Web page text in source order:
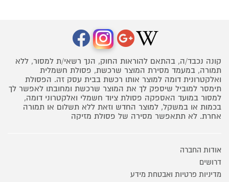
קונה נכבד/ה, בהתאם להוראות החוק, הנך רשאי/ת למסור, ללא
תמורה, במעמד מסירת המוצר שרכשת, פסולת חשמלית
ואלקטרונית דומה למוצר אותו רכשת בבית עסק זה. הפסולת
תימסר למוביל שיספק לך את המוצר שרכשת ומחובתו לאפשר לך
למסור במועד האספקה פסולת ציוד חשמלי ואלקטרוני דומה,
בכמות או במשקל, למוצר החדש וזאת ללא תשלום או תמורה
אחרת. לא תתאפשר מסירה של פסולת מזיקה
אודות החברה
דרושים
מדיניות פרטיות ואבטחת מידע